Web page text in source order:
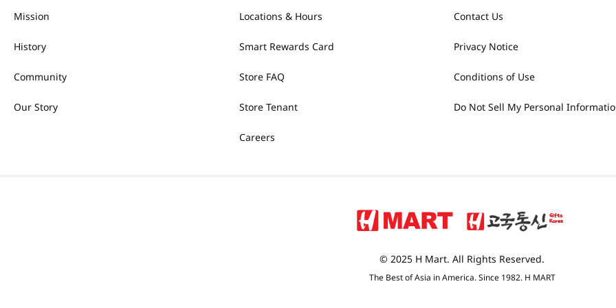
Mission
History
Community
Our Story
Locations & Hours
Smart Rewards Card
Store FAQ
Store Tenant
Careers
Contact Us
Privacy Notice
Conditions of Use
Do Not Sell My Personal
© 2025 H Mart. All Rights Reserved.
The Best of Asia in America. Since 1982. H MART